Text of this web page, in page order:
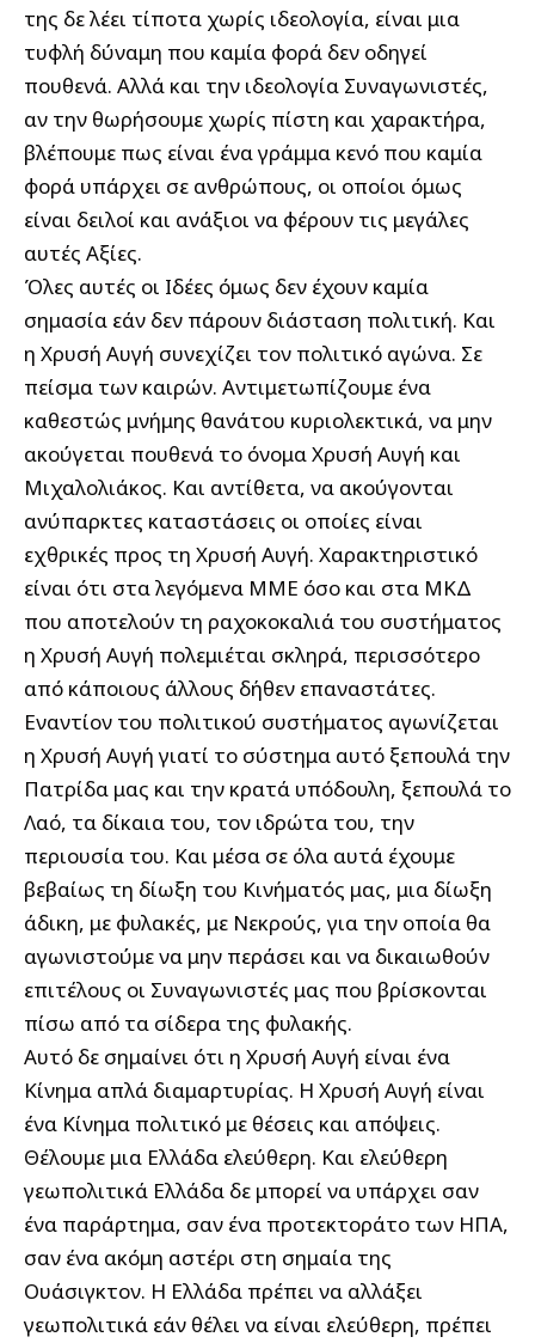
της δε λέει τίποτα χωρίς ιδεολογία, είναι μια
τυφλή δύναμη που καμία φορά δεν οδηγεί
πουθενά. Αλλά και την ιδεολογία Συναγωνιστές,
αν την θωρήσουμε χωρίς πίστη και χαρακτήρα,
βλέπουμε πως είναι ένα γράμμα κενό που καμία
φορά υπάρχει σε ανθρώπους, οι οποίοι όμως
είναι δειλοί και ανάξιοι να φέρουν τις μεγάλες
αυτές Αξίες.
Όλες αυτές οι Ιδέες όμως δεν έχουν καμία
σημασία εάν δεν πάρουν διάσταση πολιτική. Και
η Χρυσή Αυγή συνεχίζει τον πολιτικό αγώνα. Σε
πείσμα των καιρών. Αντιμετωπίζουμε ένα
καθεστώς μνήμης θανάτου κυριολεκτικά, να μην
ακούγεται πουθενά το όνομα Χρυσή Αυγή και
Μιχαλολιάκος. Και αντίθετα, να ακούγονται
ανύπαρκτες καταστάσεις οι οποίες είναι
εχθρικές προς τη Χρυσή Αυγή. Χαρακτηριστικό
είναι ότι στα λεγόμενα ΜΜΕ όσο και στα ΜΚΔ
που αποτελούν τη ραχοκοκαλιά του συστήματος
η Χρυσή Αυγή πολεμιέται σκληρά, περισσότερο
από κάποιους άλλους δήθεν επαναστάτες.
Εναντίον του πολιτικού συστήματος αγωνίζεται
η Χρυσή Αυγή γιατί το σύστημα αυτό ξεπουλά την
Πατρίδα μας και την κρατά υπόδουλη, ξεπουλά το
Λαό, τα δίκαια του, τον ιδρώτα του, την
περιουσία του. Και μέσα σε όλα αυτά έχουμε
βεβαίως τη δίωξη του Κινήματός μας, μια δίωξη
άδικη, με φυλακές, με Νεκρούς, για την οποία θα
αγωνιστούμε να μην περάσει και να δικαιωθούν
επιτέλους οι Συναγωνιστές μας που βρίσκονται
πίσω από τα σίδερα της φυλακής.
Αυτό δε σημαίνει ότι η Χρυσή Αυγή είναι ένα
Κίνημα απλά διαμαρτυρίας. Η Χρυσή Αυγή είναι
ένα Κίνημα πολιτικό με θέσεις και απόψεις.
Θέλουμε μια Ελλάδα ελεύθερη. Και ελεύθερη
γεωπολιτικά Ελλάδα δε μπορεί να υπάρχει σαν
ένα παράρτημα, σαν ένα προτεκτοράτο των ΗΠΑ,
σαν ένα ακόμη αστέρι στη σημαία της
Ουάσιγκτον. Η Ελλάδα πρέπει να αλλάξει
γεωπολιτικά εάν θέλει να είναι ελεύθερη, πρέπει